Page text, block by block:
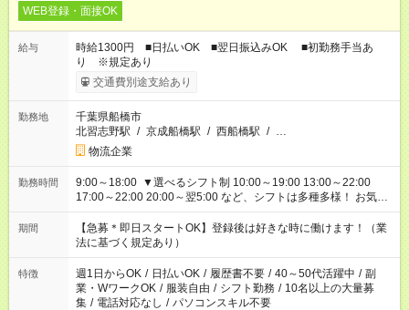
WEB登録・面接OK
給与
時給1300円 ■日払いOK ■翌日振込みOK ■初勤務手当あ
り ※規定あり
交通費別途支給あり
勤務地
千葉県船橋市
北習志野駅 / 京成船橋駅 / 西船橋駅 / …
物流企業
勤務時間
9:00～18:00 ▼選べるシフト制 10:00～19:00 13:00～22:00
17:00～22:00 20:00～翌5:00 など、シフトは多種多様！ お気軽
にご相談ください！
期間
【急募＊即日スタートOK】登録後は好きな時に働けます！（業
法に基づく規定あり）
特徴 週1日からOK / 日払いOK / 履歴書不要 / 40～50代活躍中 / 副
業・WワークOK / 服装自由 / シフト勤務 / 10名以上の大量募
集 / 電話対応なし / パソコンスキル不要